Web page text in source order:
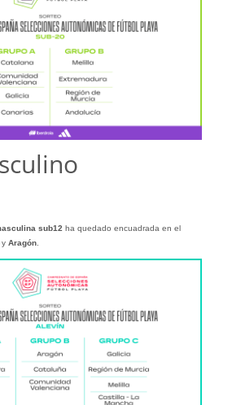
sub12 ha quedado encuadrada en el
y Aragón.